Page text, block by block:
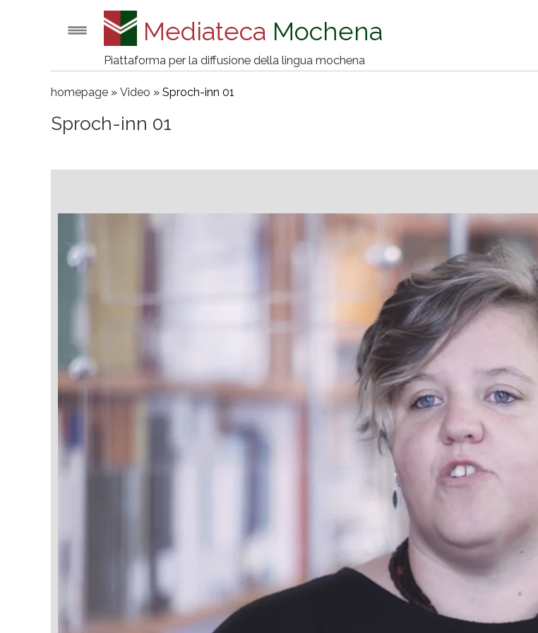
Mediateca Mochena
Piattaforma per la diffusione della lingua mochena
homepage » Video » Sproch-inn 01
Sproch-inn 01